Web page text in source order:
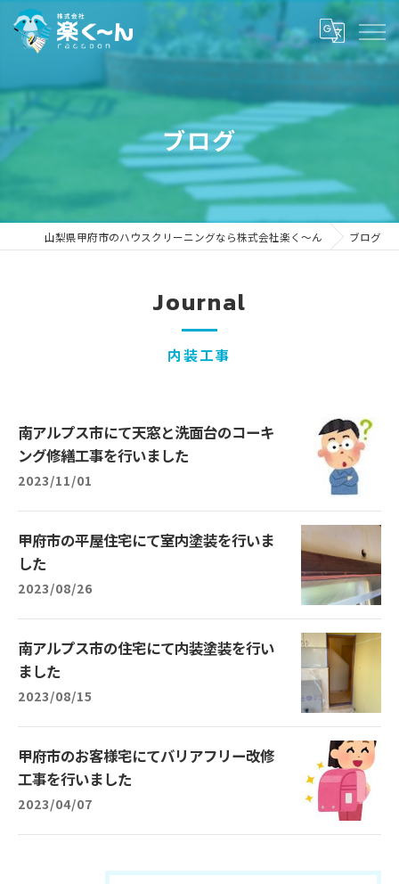
ブログ
山梨県甲府市のハウスクリーニングなら株式会社楽く～ん ブログ
Journal
内装工事
南アルプス市にて天窓と洗面台のコーキ
ング修繕工事を行いました
2023/11/01
甲府市の平屋住宅にて室内塗装を行いま
した
2023/08/26
南アルプス市の住宅にて内装塗装を行い
ました
2023/08/15
甲府市のお客様宅にてバリアフリー改修
工事を行いました
2023/04/07